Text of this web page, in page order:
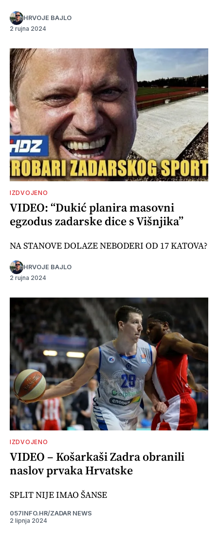
HRVOJE BAJLO
2 rujna 2024
IZDVOJENO
VIDEO: “Dukić planira masovni
egzodus zadarske dice s Višnjika”
NA STANOVE DOLAZE NEBODERI OD 17 KATOVA?
HRVOJE BAJLO
2 rujna 2024
IZDVOJENO
VIDEO – Košarkaši Zadra obranili
naslov prvaka Hrvatske
SPLIT NIJE IMAO ŠANSE
057INFO.HR/ZADAR NEWS
2 lipnja 2024